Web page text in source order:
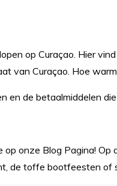
op Curaçao. Hier
van Curaçao. Hoe
en de betaalmiddelen
op onze Blog Pagina! Op
de toffe bootfeesten of